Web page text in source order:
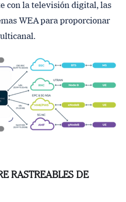
con la televisión digital, las
WEA para proporcionar
RASTREABLES DE